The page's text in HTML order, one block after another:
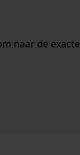
naar de exacte